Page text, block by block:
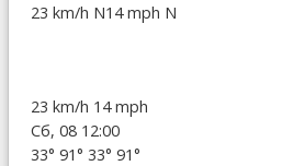
23 km/h N14 mph N
23 km/h 14 mph
Сб, 08 12:00
33° 91° 33° 91°